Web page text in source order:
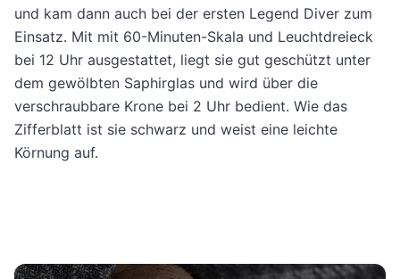
und kam dann auch bei der ersten Legend Diver zum
Einsatz. Mit mit 60-Minuten-Skala und Leuchtdreieck
bei 12 Uhr ausgestattet, liegt sie gut geschützt unter
dem gewölbten Saphirglas und wird über die
verschraubbare Krone bei 2 Uhr bedient. Wie das
Zifferblatt ist sie schwarz und weist eine leichte
Körnung auf.